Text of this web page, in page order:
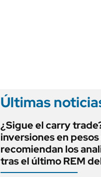
Últimas
¿Sigue el carry
inversiones en
recomiendan los
tras el último REM